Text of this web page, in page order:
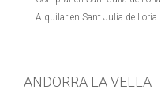
Alquilar en Sant Julia de Loria
ANDORRA LA VELLA